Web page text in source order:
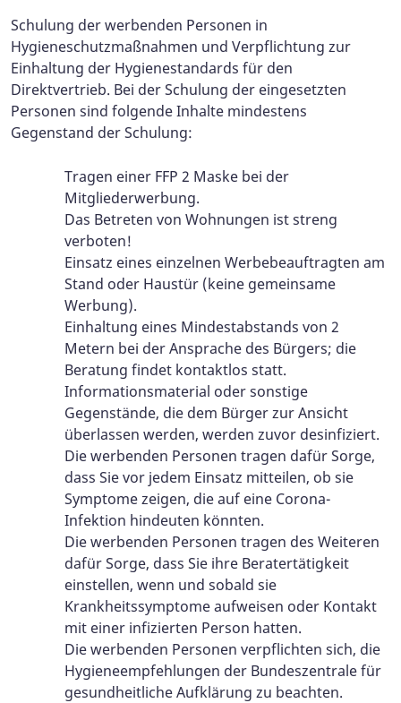
Schulung der werbenden Personen in
Hygieneschutzmaßnahmen und Verpflichtung zur
Einhaltung der Hygienestandards für den
Direktvertrieb. Bei der Schulung der eingesetzten
Personen sind folgende Inhalte mindestens
Gegenstand der Schulung:
Tragen einer FFP 2 Maske bei der
Mitgliederwerbung.
Das Betreten von Wohnungen ist streng
verboten!
Einsatz eines einzelnen Werbebeauftragten am
Stand oder Haustür (keine gemeinsame
Werbung).
Einhaltung eines Mindestabstands von 2
Metern bei der Ansprache des Bürgers; die
Beratung findet kontaktlos statt.
Informationsmaterial oder sonstige
Gegenstände, die dem Bürger zur Ansicht
überlassen werden, werden zuvor desinfiziert.
Die werbenden Personen tragen dafür Sorge,
dass Sie vor jedem Einsatz mitteilen, ob sie
Symptome zeigen, die auf eine Corona-
Infektion hindeuten könnten.
Die werbenden Personen tragen des Weiteren
dafür Sorge, dass Sie ihre Beratertätigkeit
einstellen, wenn und sobald sie
Krankheitssymptome aufweisen oder Kontakt
mit einer infizierten Person hatten.
Die werbenden Personen verpflichten sich, die
Hygieneempfehlungen der Bundeszentrale für
gesundheitliche Aufklärung zu beachten.